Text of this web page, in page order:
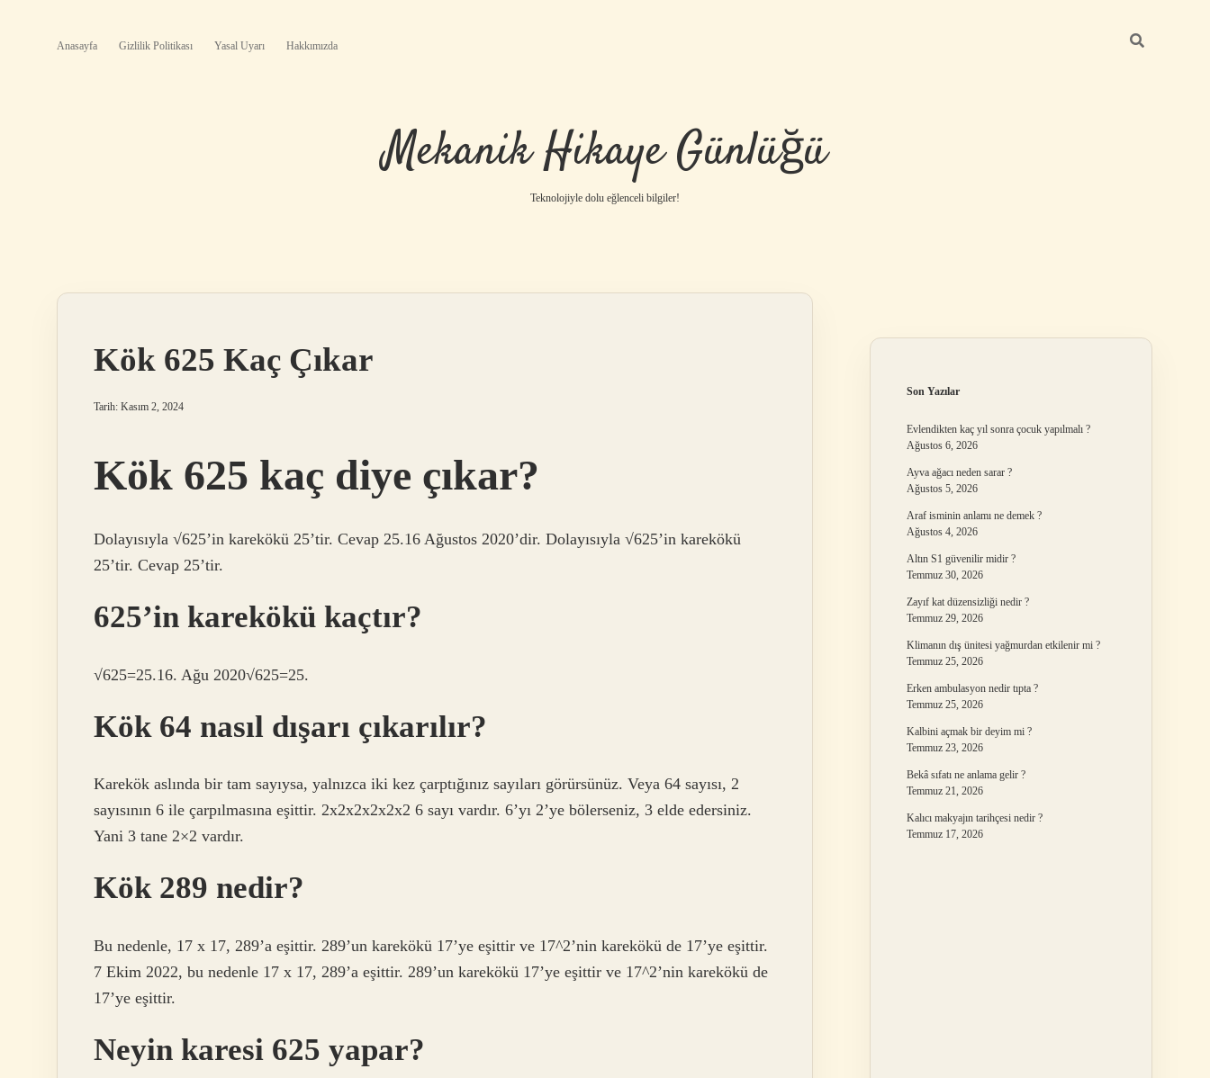
Anasayfa Gizlilik Politikası Yasal Uyarı Hakkımızda
Mekanik Hikaye Günlüğü
Teknolojiyle dolu eğlenceli bilgiler!
Kök 625 Kaç Çıkar
Tarih: Kasım 2, 2024
Kök 625 kaç diye çıkar?
Dolayısıyla √625’in karekökü 25’tir. Cevap 25.16 Ağustos 2020’dir. Dolayısıyla √625’in karekökü
25’tir. Cevap 25’tir.
625’in karekökü kaçtır?
√625=25.16. Ağu 2020√625=25.
Kök 64 nasıl dışarı çıkarılır?
Karekök aslında bir tam sayıysa, yalnızca iki kez çarptığınız sayıları görürsünüz. Veya 64 sayısı, 2
sayısının 6 ile çarpılmasına eşittir. 2x2x2x2x2x2 6 sayı vardır. 6’yı 2’ye bölerseniz, 3 elde edersiniz.
Yani 3 tane 2×2 vardır.
Kök 289 nedir?
Bu nedenle, 17 x 17, 289’a eşittir. 289’un karekökü 17’ye eşittir ve 17^2’nin karekökü de 17’ye eşittir.
7 Ekim 2022, bu nedenle 17 x 17, 289’a eşittir. 289’un karekökü 17’ye eşittir ve 17^2’nin karekökü de
17’ye eşittir.
Neyin karesi 625 yapar?
Son Yazılar
Evlendikten kaç yıl sonra çocuk yapılmalı ?
Ağustos 6, 2026
Ayva ağacı neden sarar ?
Ağustos 5, 2026
Araf isminin anlamı ne demek ?
Ağustos 4, 2026
Altın S1 güvenilir midir ?
Temmuz 30, 2026
Zayıf kat düzensizliği nedir ?
Temmuz 29, 2026
Klimanın dış ünitesi yağmurdan etkilenir mi ?
Temmuz 25, 2026
Erken ambulasyon nedir tıpta ?
Temmuz 25, 2026
Kalbini açmak bir deyim mi ?
Temmuz 23, 2026
Bekâ sıfatı ne anlama gelir ?
Temmuz 21, 2026
Kalıcı makyajın tarihçesi nedir ?
Temmuz 17, 2026